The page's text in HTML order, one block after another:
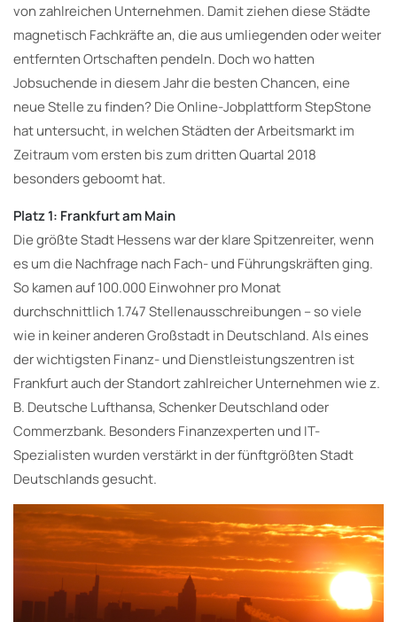
von zahlreichen Unternehmen. Damit ziehen diese Städte
magnetisch Fachkräfte an, die aus umliegenden oder weiter
entfernten Ortschaften pendeln. Doch wo hatten
Jobsuchende in diesem Jahr die besten Chancen, eine
neue Stelle zu finden? Die Online-Jobplattform StepStone
hat untersucht, in welchen Städten der Arbeitsmarkt im
Zeitraum vom ersten bis zum dritten Quartal 2018
besonders geboomt hat.
Platz 1: Frankfurt am Main
Die größte Stadt Hessens war der klare Spitzenreiter, wenn
es um die Nachfrage nach Fach- und Führungskräften ging.
So kamen auf 100.000 Einwohner pro Monat
durchschnittlich 1.747 Stellenausschreibungen – so viele
wie in keiner anderen Großstadt in Deutschland. Als eines
der wichtigsten Finanz- und Dienstleistungszentren ist
Frankfurt auch der Standort zahlreicher Unternehmen wie z.
B. Deutsche Lufthansa, Schenker Deutschland oder
Commerzbank. Besonders Finanzexperten und IT-
Spezialisten wurden verstärkt in der fünftgrößten Stadt
Deutschlands gesucht.